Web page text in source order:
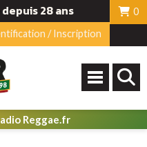
28 ans
0
/ Inscription
Reggae.fr